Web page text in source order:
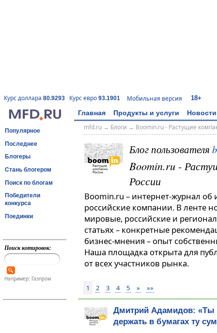
Курс доллара 80.9293 Курс евро 93.1901 Мобильная версия 18+
Главная Продукты и услуги Новости
Популярное
Последнее
Блогеры
Стань блогером
Поиск по блогам
Победители
конкурса
Поединки
Поиск котировок:
Например: Газпром
mfd.ru→ Блоги → Boomin.ru - Растущие
Блог пользователя
Boomin.ru -
России
Boomin.ru – интернет-журнал об
российские компании. В ленте
мировые, российские и
статьях – конкретные
бизнес-мнения – опыт
Наша площадка открыта для
от всех участников рынка.
1 2 3 4 5 » »»
Дмитрий Адамидов: «Ты
держать в бумагах ту